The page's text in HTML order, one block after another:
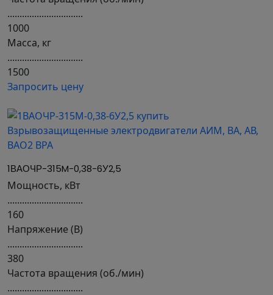
...............................
1000
Масса, кг
...............................
1500
Запросить цену
1ВАОЧР-315M-0,38-6У2,5
Мощность, кВт
...............................
160
Напряжение (В)
...............................
380
Частота вращения (об./мин)
...............................